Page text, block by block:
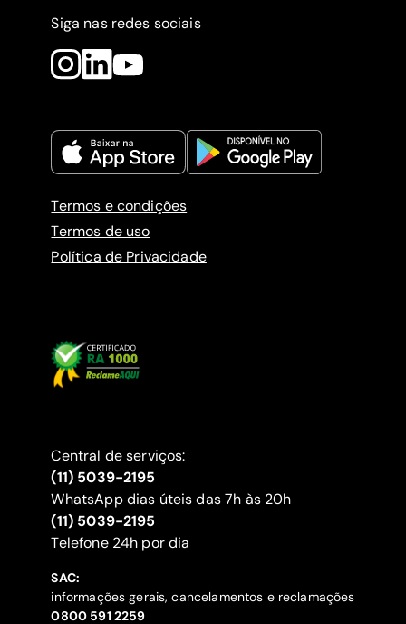
Siga nas redes sociais
Termos e condições
Termos de uso
Política de Privacidade
Central de serviços:
(11) 5039-2195
WhatsApp dias úteis das 7h às 20h
(11) 5039-2195
‍Telefone 24h por dia
SAC:
informações gerais, cancelamentos e reclamações
‍0800 591 2259